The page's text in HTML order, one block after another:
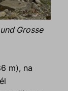
Grosse
m), na